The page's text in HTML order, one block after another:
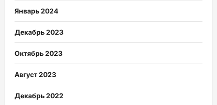
Январь 2024
Декабрь 2023
Октябрь 2023
Август 2023
Декабрь 2022